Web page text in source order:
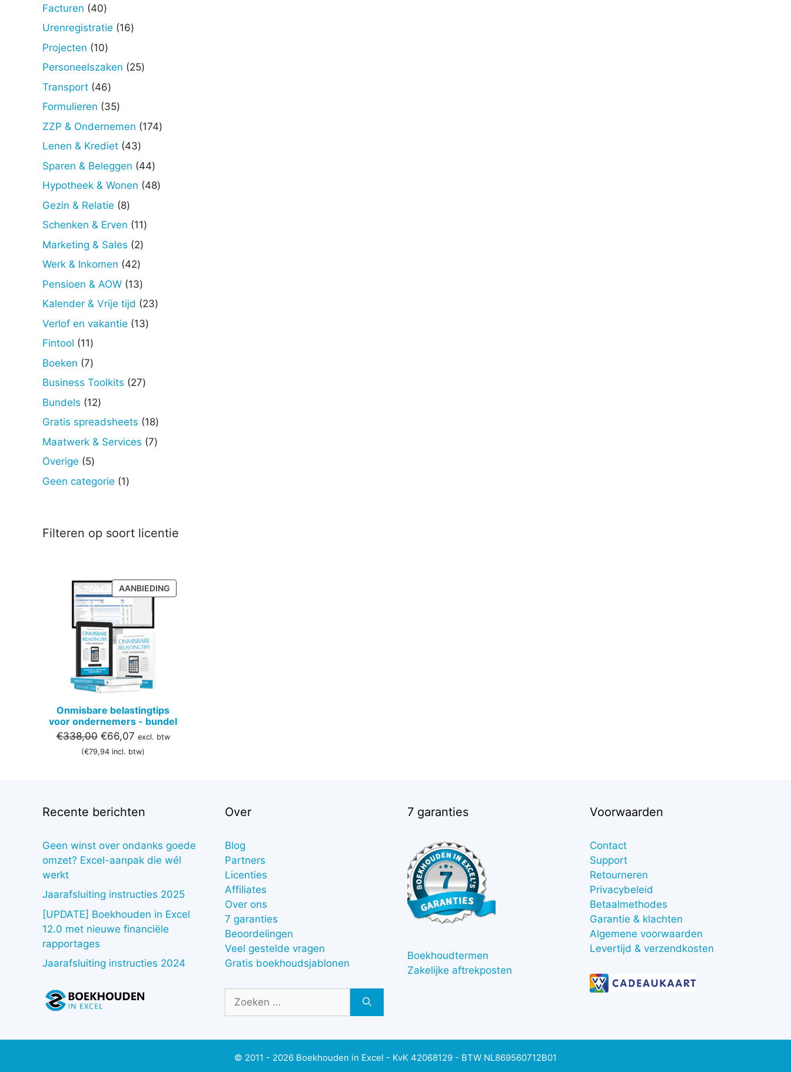
Facturen 4040
producten
Urenregistratie 1616
Projecten 1010
producten
Personeelszaken 2525
Transport 4646
producten
Formulieren 3535
producten
ZZP & Ondernemen 174174
Lenen & Krediet 4343
producten
Sparen & Beleggen 4444
producten
Hypotheek & Wonen 4848
Gezin & Relatie 88
producten
Schenken & Erven 1111
Marketing & Sales 22
Werk & Inkomen 4242
producten
Pensioen & AOW 1313
producten
Kalender & Vrije tijd 2323
Verlof en vakantie 1313
Fintool 1111
producten
Boeken 77
producten
Business Toolkits 2727
Bundels 1212
producten
Gratis spreadsheets 1818
producten
Maatwerk & Services 77
Overige 55
producten
Geen categorie 11
Filteren op soort licentie
AANBIEDINGPRODUCT
IN
Onmisbare belastingtips
voor ondernemers - bundel
€338,00 Oorspronkelijke
prijs
€66,07Huidige
prijs
excl. btw
(€79,94 incl. btw)
Recente berichten
Geen winst over ondanks goede
omzet? Excel-aanpak die wél
werkt
Jaarafsluiting instructies 2025
[UPDATE] Boekhouden in Excel
12.0 met nieuwe financiële
rapportages
Jaarafsluiting instructies 2024
Over
Blog
Partners
Licenties
Affiliates
Over ons
7 garanties
Beoordelingen
Veel gestelde vragen
Gratis boekhoudsjablonen
naar:
7 garanties
Boekhoudtermen
Zakelijke aftrekposten
Voorwaarden
Contact
Support
Retourneren
Privacybeleid
Betaalmethodes
Garantie & klachten
Algemene voorwaarden
Levertijd & verzendkosten
© 2011 - 2026 Boekhouden in Excel - KvK 42068129 - BTW NL869560712B01